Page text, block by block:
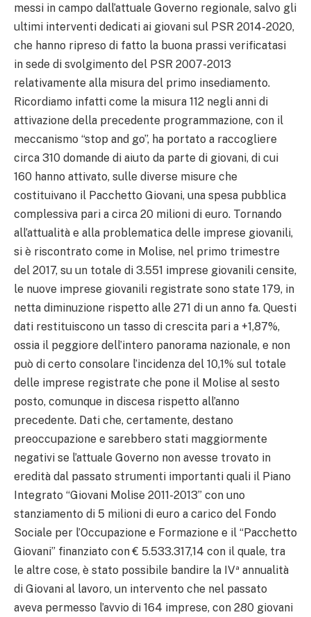
messi in campo dall’attuale Governo regionale, salvo gli
ultimi interventi dedicati ai giovani sul PSR 2014-2020,
che hanno ripreso di fatto la buona prassi verificatasi
in sede di svolgimento del PSR 2007-2013
relativamente alla misura del primo insediamento.
Ricordiamo infatti come la misura 112 negli anni di
attivazione della precedente programmazione, con il
meccanismo “stop and go”, ha portato a raccogliere
circa 310 domande di aiuto da parte di giovani, di cui
160 hanno attivato, sulle diverse misure che
costituivano il Pacchetto Giovani, una spesa pubblica
complessiva pari a circa 20 milioni di euro. Tornando
all’attualità e alla problematica delle imprese giovanili,
si è riscontrato come in Molise, nel primo trimestre
del 2017, su un totale di 3.551 imprese giovanili censite,
le nuove imprese giovanili registrate sono state 179, in
netta diminuzione rispetto alle 271 di un anno fa. Questi
dati restituiscono un tasso di crescita pari a +1,87%,
ossia il peggiore dell’intero panorama nazionale, e non
può di certo consolare l’incidenza del 10,1% sul totale
delle imprese registrate che pone il Molise al sesto
posto, comunque in discesa rispetto all’anno
precedente. Dati che, certamente, destano
preoccupazione e sarebbero stati maggiormente
negativi se l’attuale Governo non avesse trovato in
eredità dal passato strumenti importanti quali il Piano
Integrato “Giovani Molise 2011-2013” con uno
stanziamento di 5 milioni di euro a carico del Fondo
Sociale per l’Occupazione e Formazione e il “Pacchetto
Giovani” finanziato con € 5.533.317,14 con il quale, tra
le altre cose, è stato possibile bandire la IVª annualità
di Giovani al lavoro, un intervento che nel passato
aveva permesso l’avvio di 164 imprese, con 280 giovani